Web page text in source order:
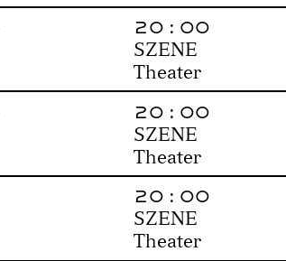
20:00
SZENE
Theater
20:00
SZENE
Theater
20:00
SZENE
Theater